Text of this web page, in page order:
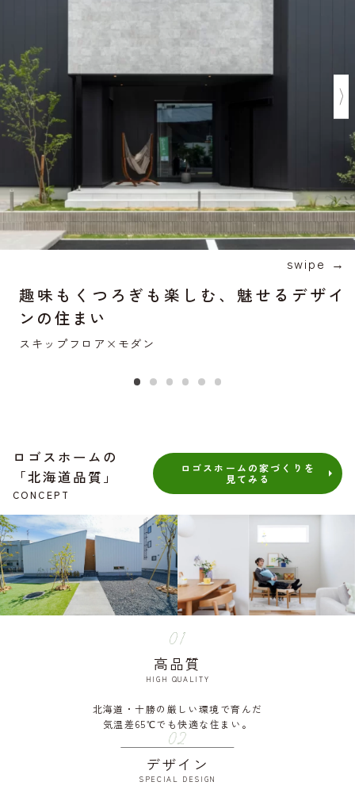
趣味もくつろぎも楽しむ、魅せるデザイ
ンの住まい
スキップフロア×モダン
swipe →
ロゴスホームの
「北海道品質」
CONCEPT
ロゴスホームの家づくりを
見てみる
高品質
HIGH QUALITY
北海道・十勝の厳しい環境で育んだ
気温差65℃でも快適な住まい。
デザイン
SPECIAL DESIGN